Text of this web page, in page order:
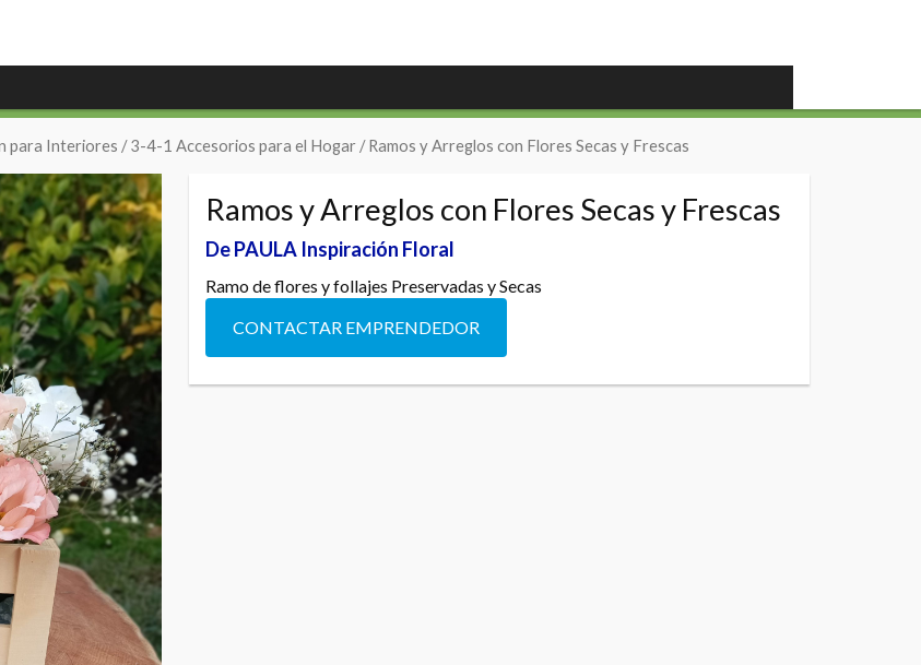
para Interiores /3-4-1 Accesorios para el Hogar / Ramos y Arreglos con Flores Secas y Frescas
Ramos y Arreglos con Flores Secas y Frescas
De PAULA Inspiración Floral
Ramo de flores y follajes Preservadas y Secas
CONTACTAR EMPRENDEDOR